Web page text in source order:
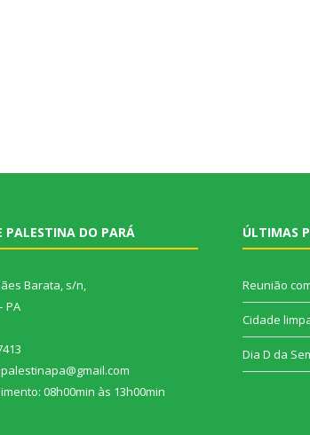
PALESTINA DO PARÁ
Barata, s/n,
PA
08h00min às 13h00min
ÚLTIMAS
Reunião
Cidade
Dia D da